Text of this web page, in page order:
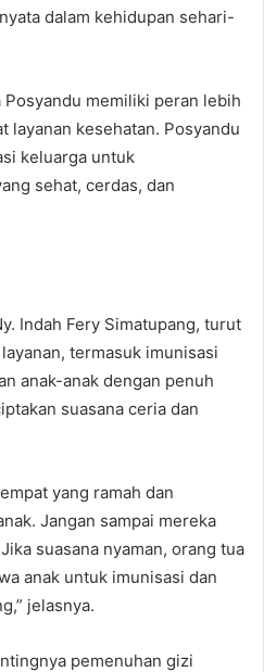
dalam kehidupan sehari-
Posyandu memiliki peran lebih
layanan kesehatan. Posyandu
keluarga untuk
sehat, cerdas, dan
Indah Fery Simatupang, turut
termasuk imunisasi
anak-anak dengan penuh
suasana ceria dan
yang ramah dan
Jangan sampai mereka
suasana nyaman, orang tua
anak untuk imunisasi dan
jelasnya.
pemenuhan gizi